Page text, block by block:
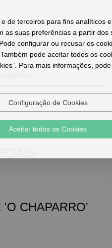
- Alentejo
'O CHAPARRO'
de terceiros para fins analíticos
as suas preferências a partir dos
configurar ou recusar os
pode aceitar todos os
Para mais informações,
Configuração de Cookies
Aceitar todos os Cookies